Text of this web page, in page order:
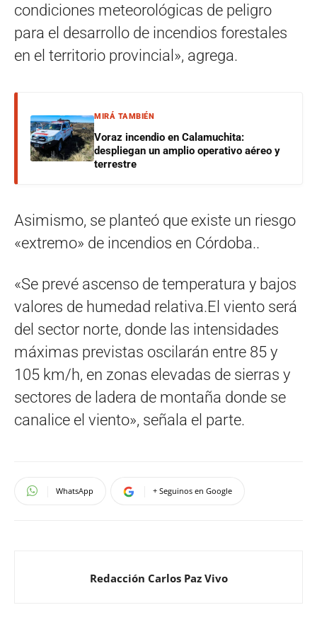
condiciones meteorológicas de peligro
para el desarrollo de incendios forestales
en el territorio provincial», agrega.
MIRÁ TAMBIÉN
Voraz incendio en Calamuchita:
despliegan un amplio operativo aéreo y
terrestre
Asimismo, se planteó que existe un riesgo
«extremo» de incendios en Córdoba..
«Se prevé ascenso de temperatura y bajos
valores de humedad relativa.El viento será
del sector norte, donde las intensidades
máximas previstas oscilarán entre 85 y
105 km/h, en zonas elevadas de sierras y
sectores de ladera de montaña donde se
canalice el viento», señala el parte.
WhatsApp + Seguinos en Google
Redacción Carlos Paz Vivo